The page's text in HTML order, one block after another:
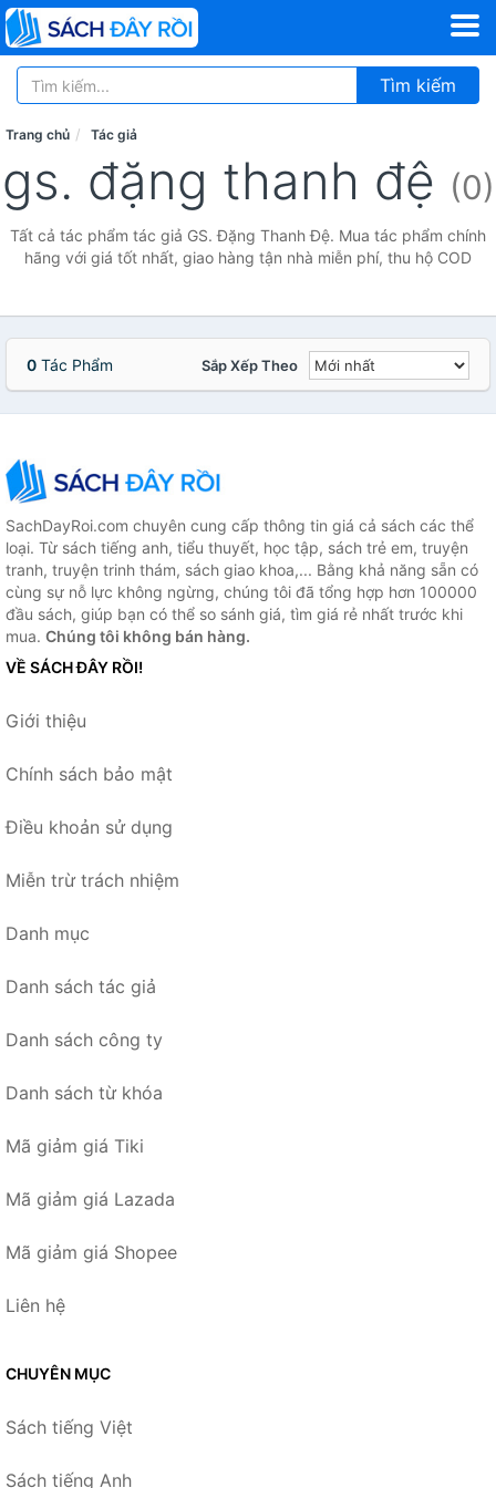
Tìm kiếm
Trang chủ Tác giả
gs. đặng thanh đệ (0)
Tất cả tác phẩm tác giả GS. Đặng Thanh Đệ. Mua tác phẩm chính
hãng với giá tốt nhất, giao hàng tận nhà miễn phí, thu hộ COD
0 Tác Phẩm Sắp Xếp Theo
SachDayRoi.com chuyên cung cấp thông tin giá cả sách các thể
loại. Từ sách tiếng anh, tiểu thuyết, học tập, sách trẻ em, truyện
tranh, truyện trinh thám, sách giao khoa,... Bằng khả năng sẵn có
cùng sự nỗ lực không ngừng, chúng tôi đã tổng hợp hơn 100000
đầu sách, giúp bạn có thể so sánh giá, tìm giá rẻ nhất trước khi
mua. Chúng tôi không bán hàng.
VỀ SÁCH ĐÂY RỒI!
Giới thiệu
Chính sách bảo mật
Điều khoản sử dụng
Miễn trừ trách nhiệm
Danh mục
Danh sách tác giả
Danh sách công ty
Danh sách từ khóa
Mã giảm giá Tiki
Mã giảm giá Lazada
Mã giảm giá Shopee
Liên hệ
CHUYÊN MỤC
Sách tiếng Việt
Sách tiếng Anh